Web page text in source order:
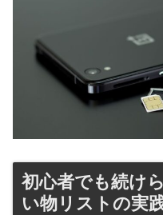
初心者でも続け
い物リストの実